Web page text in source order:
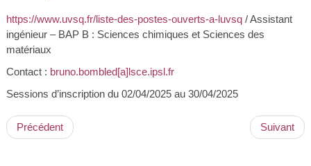
https://www.uvsq.fr/liste-des-postes-ouverts-a-luvsq/ Assistant
ingénieur – BAP B : Sciences chimiques et Sciences des
matériaux
Contact : bruno.bombled[a]lsce.ipsl.fr
Sessions d’inscription du 02/04/2025 au 30/04/2025
Précédent Suivant